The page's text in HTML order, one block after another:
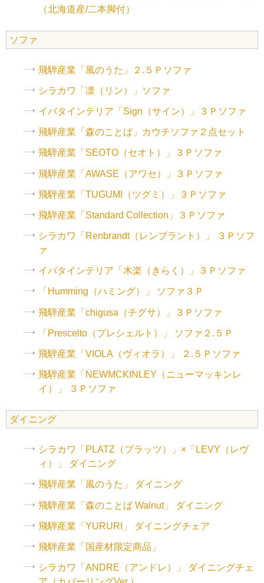
（北海道産/二本脚付）
ソファ
飛騨産業「風のうた」２.５Ｐソファ
シラカワ「凛（リン）」ソファ
イバタインテリア「Sign（サイン）」３Ｐソファ
飛騨産業「森のことば」カウチソファ２点セット
飛騨産業「SEOTO（セオト）」３Ｐソファ
飛騨産業「AWASE（アワセ）」３Ｐソファ
飛騨産業「TUGUMI（ツグミ）」３Ｐソファ
飛騨産業「Standard Collection」３Ｐソファ
シラカワ「Renbrandt（レンブラント）」 ３Ｐソフ
ァ
イバタインテリア「木楽（きらく）」３Ｐソファ
「Humming（ハミング）」 ソファ３Ｐ
飛騨産業「chigusa（チグサ）」３Ｐソファ
「Prescelto（プレシェルト）」 ソファ２.５Ｐ
飛騨産業「VIOLA（ヴィオラ）」 ２.５Ｐソファ
飛騨産業「NEWMCKINLEY（ニューマッキンレ
イ）」 ３Ｐソファ
ダイニング
シラカワ「PLATZ（プラッツ）」×「LEVY（レヴ
ィ）」 ダイニング
飛騨産業「風のうた」 ダイニング
飛騨産業「森のことば Walnut」 ダイニング
飛騨産業「YURURI」 ダイニングチェア
飛騨産業「国産材限定商品」
シラカワ「ANDRE（アンドレ）」 ダイニングチェ